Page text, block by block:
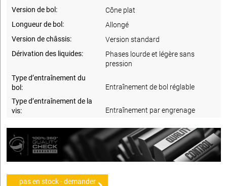
Version de bol:
Cône plat
Longueur de bol:
Allongé
Version de châssis:
Version standard
Dérivation des liquides:
Phases lourde et légère sans
pression
Type d’entraînement du
bol:
Entraînement de bol réglable
Type d’entraînement de la
vis:
Entraînement par engrenage
pas en stock - demander